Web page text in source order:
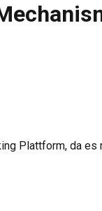
Plattform, da es